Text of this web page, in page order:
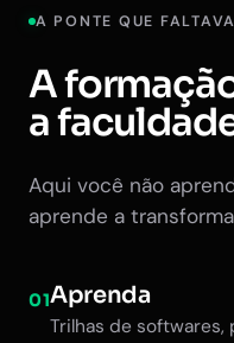
A PONTE QUE FALTAVA
A
a
Aqui você não
aprende a
01Aprenda
Trilhas de